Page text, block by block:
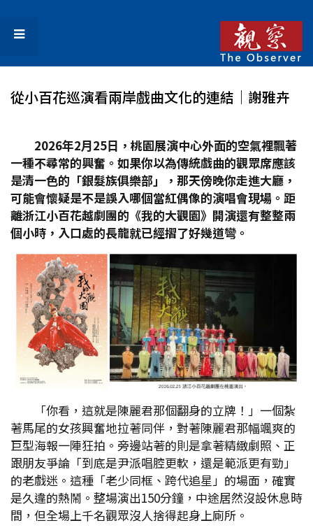
從小百花巡演看兩岸戲曲文化的連結│謝雅卉
2026年2月25日，桃園展演中心外面的空氣裡飄著
一種不尋常的興奮。如果你以為傳統戲曲的觀眾席應該
是清一色的「銀髮族俱樂部」，那天傍晚你走進大廳，
可能會懷疑是不是誤入哪個當紅偶像的演唱會現場。距
離浙江小百花越劇團的《我的大觀園》開演還有整整兩
個小時，入口處的長龍就已經摺了好幾道彎。
「你看，這就是陳麗君那個翻身的立牌！」一個紮
著馬尾的女孩興奮地拉著同伴，對著陳麗君那幅颯爽的
巨型海報一陣狂拍。旁邊站著的則是拿著精緻劇照、正
跟朋友爭論「到底是尹派唱腔更軟，還是範派更有勁」
的老戲迷。這種「老少同框、跨代追星」的場面，確實
是久違的熱鬧。整場演出150分鐘，中途居然沒設休息時
間，但全場上千名觀眾沒人捨得起身上廁所。